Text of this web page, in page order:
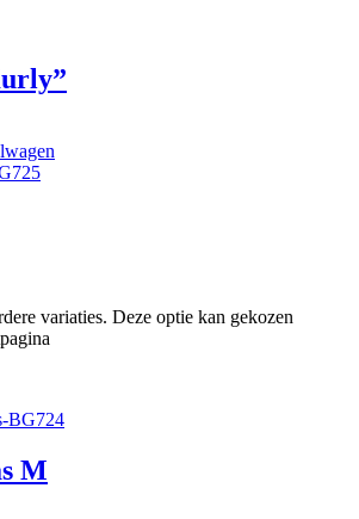
variaties. Deze optie kan gekozen
M